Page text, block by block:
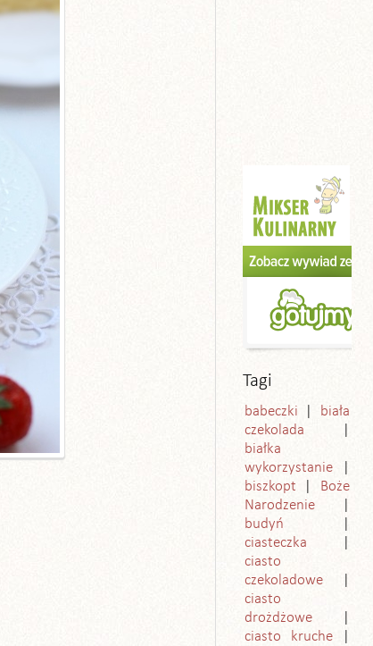
Tagi
babeczki
biała
czekolada
białka
wykorzystanie
biszkopt
Boże
Narodzenie
budyń
ciasteczka
ciasto
czekoladowe
ciasto
drożdżowe
ciasto kruche